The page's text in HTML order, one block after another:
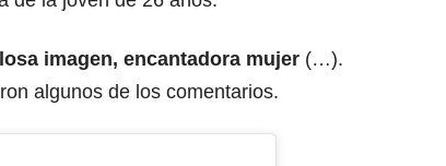
imagen, encantadora mujer (…).
algunos de los comentarios.